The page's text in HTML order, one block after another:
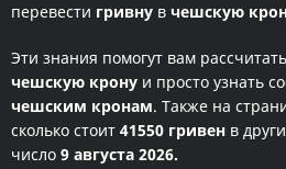
перевести гривну в чешскую
Эти знания помогут вам
чешскую крону и просто узнать
чешским кронам. Также на
сколько стоит 41550 гривен в
число 9 августа 2026.